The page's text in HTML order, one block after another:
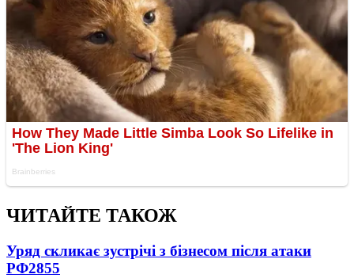
ЧИТАЙТЕ ТАКОЖ
Уряд скликає зустрічі з бізнесом після атаки
РФ2855